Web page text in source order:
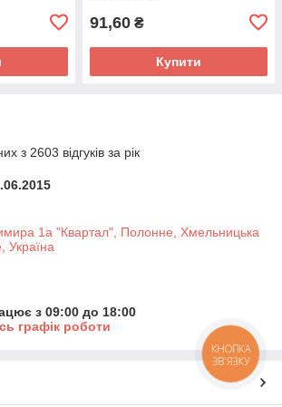
91,60 ₴
Купити
з 2603 відгуків за рік
1а "Квартал", Полонне, Хмельницька
Україна
з 09:00 до 18:00
графік роботи
КНОПКА
ЗВ'ЯЗКУ